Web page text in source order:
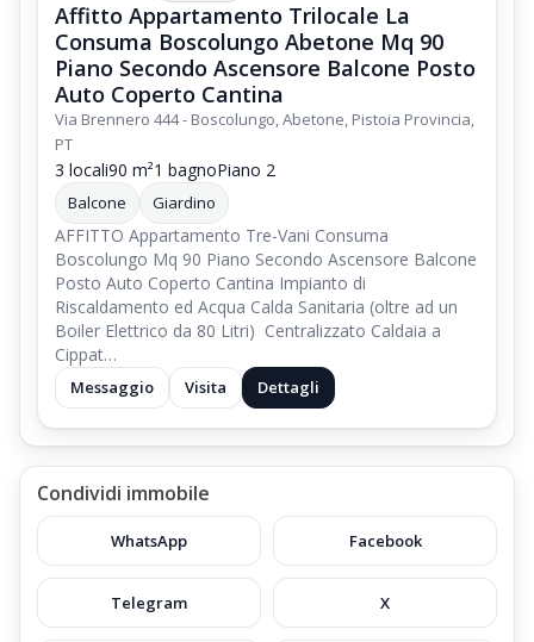
Affitto Appartamento Trilocale La
Consuma Boscolungo Abetone Mq 90
Piano Secondo Ascensore Balcone Posto
Auto Coperto Cantina
Via Brennero 444 - Boscolungo, Abetone, Pistoia Provincia,
PT
3 locali90 m²1 bagnoPiano 2
Balcone Giardino
AFFITTO Appartamento Tre-Vani Consuma
Boscolungo Mq 90 Piano Secondo Ascensore Balcone
Posto Auto Coperto Cantina Impianto di
Riscaldamento ed Acqua Calda Sanitaria (oltre ad un
Boiler Elettrico da 80 Litri) Centralizzato Caldaia a
Cippat…
Messaggio Visita Dettagli
Condividi immobile
WhatsApp Facebook
Telegram X